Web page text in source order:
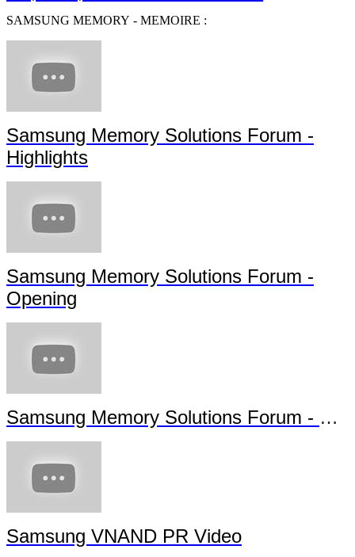
SAMSUNG MEMORY - MEMOIRE :
Samsung Memory Solutions Forum -
Highlights
Samsung Memory Solutions Forum -
Opening
Samsung Memory Solutions Forum -
Samsung VNAND PR Video